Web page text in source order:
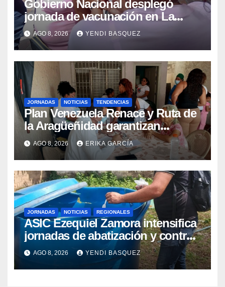
Gobierno Nacional desplegó
jornada de vacunación en La
Guaira para garantizar protección
epidemiológica
AGO 8, 2026 YENDI BASQUEZ
JORNADAS NOTICIAS TENDENCIAS
Plan Venezuela Renace y Ruta de
la Aragüeñidad garantizan
atención médica integral en
Aragua
AGO 8, 2026 ERIKA GARCÍA
JORNADAS NOTICIAS REGIONALES
ASIC Ezequiel Zamora intensifica
jornadas de abatización y control
de vectores en comunidades del
Guárico
AGO 8, 2026 YENDI BASQUEZ